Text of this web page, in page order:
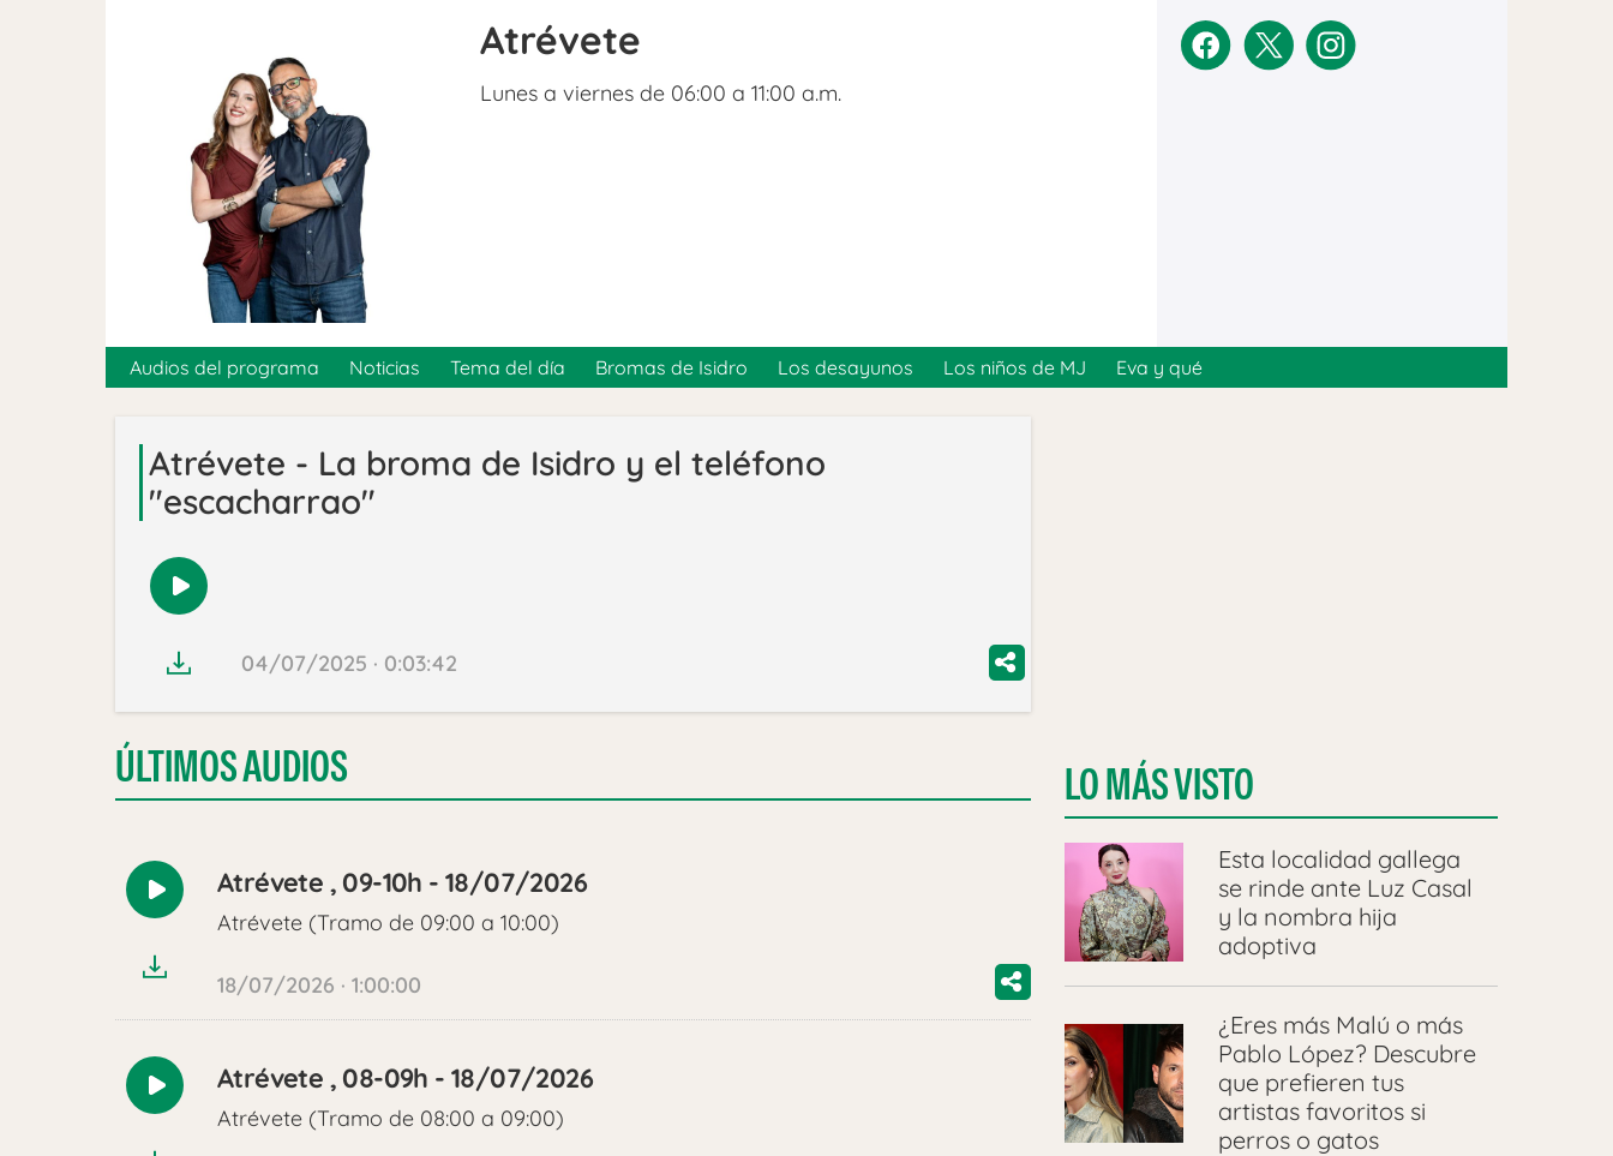
Atrévete
Lunes a viernes de 06:00 a 11:00 a.m.
Audios del programa Noticias Tema del día Bromas de Isidro Los desayunos Los niños de MJ Eva y qué
Atrévete - La broma de Isidro y el teléfono
"escacharrao"
Reproducir
04/07/2025 · 0:03:42
ÚLTIMOS AUDIOS
Reproducir
Atrévete , 09-10h - 18/07/2026
Atrévete (Tramo de 09:00 a 10:00)
18/07/2026 · 1:00:00
Reproducir
Atrévete , 08-09h - 18/07/2026
Atrévete (Tramo de 08:00 a 09:00)
LO MÁS VISTO
Esta localidad gallega
se rinde ante Luz Casal
y la nombra hija
adoptiva
¿Eres más Malú o más
Pablo López? Descubre
que prefieren tus
artistas favoritos si
perros o gatos